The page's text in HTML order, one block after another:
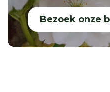
Bezoek onze